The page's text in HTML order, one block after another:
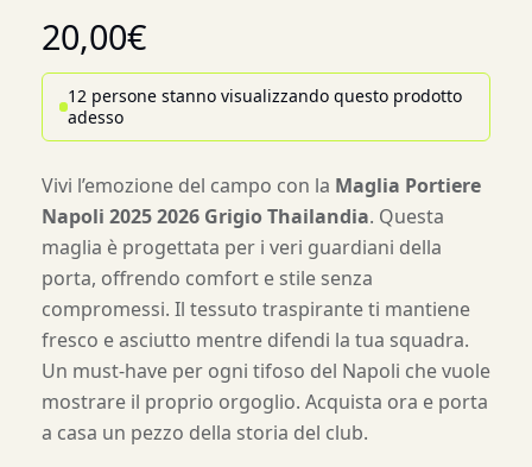
20,00€
12 persone stanno visualizzando questo prodotto
adesso
Vivi l’emozione del campo con la Maglia Portiere
Napoli 2025 2026 Grigio Thailandia. Questa
maglia è progettata per i veri guardiani della
porta, offrendo comfort e stile senza
compromessi. Il tessuto traspirante ti mantiene
fresco e asciutto mentre difendi la tua squadra.
Un must-have per ogni tifoso del Napoli che vuole
mostrare il proprio orgoglio. Acquista ora e porta
a casa un pezzo della storia del club.